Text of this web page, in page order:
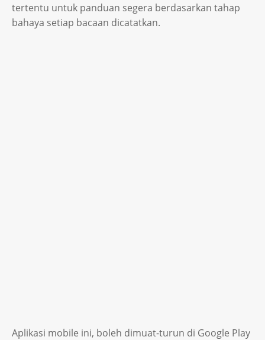
tertentu untuk panduan segera berdasarkan tahap
bahaya setiap bacaan dicatatkan.
Aplikasi mobile ini, boleh dimuat-turun di Google Play